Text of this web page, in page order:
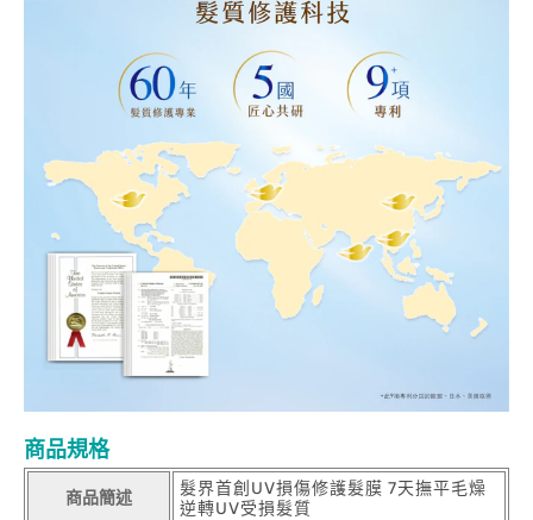
商品規格
商品簡述
髮界首創UV損傷修護髮膜 7天撫平毛燥
逆轉UV受損髮質